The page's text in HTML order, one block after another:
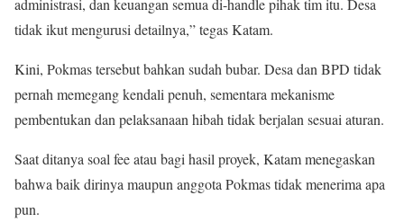
tidak ikut mengurusi detailnya,” tegas Katam.
Kini, Pokmas tersebut bahkan sudah bubar. Desa dan BPD tidak
pernah memegang kendali penuh, sementara mekanisme
pembentukan dan pelaksanaan hibah tidak berjalan sesuai aturan.
Saat ditanya soal fee atau bagi hasil proyek, Katam menegaskan
bahwa baik dirinya maupun anggota Pokmas tidak menerima apa
pun.